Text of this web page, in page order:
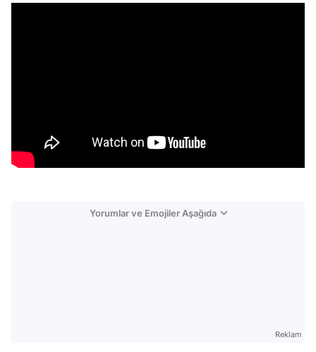
Yorumlar ve Emojiler Aşağıda
Reklam